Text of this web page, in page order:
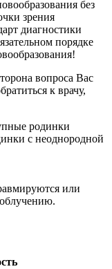
без
зрения
диагностики
порядке
вопроса Вас
к врачу,
родинки
с неоднородной
или